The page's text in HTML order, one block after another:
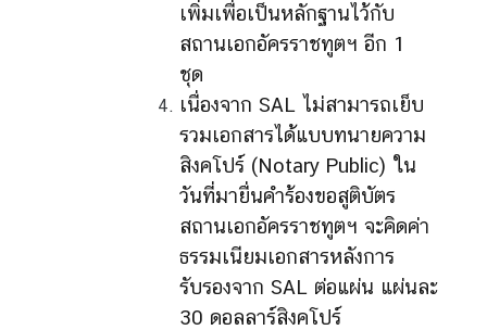
เพิ่มเพื่อเป็นหลักฐานไว้กับ
สถานเอกอัครราชทูตฯ อีก 1
ชุด
เนื่องจาก SAL ไม่สามารถเย็บ
รวมเอกสารได้แบบทนายความ
สิงคโปร์ (Notary Public) ใน
วันที่มายื่นคำร้องขอสูติบัตร
สถานเอกอัครราชทูตฯ จะคิดค่า
ธรรมเนียมเอกสารหลังการ
รับรองจาก SAL ต่อแผ่น แผ่นละ
30 ดอลลาร์สิงคโปร์